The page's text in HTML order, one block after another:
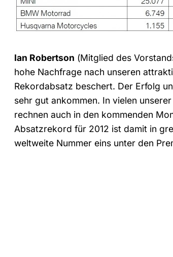
Ian Robertson (Mitglied des
hohe Nachfrage nach unseren
Rekordabsatz beschert. Der Erfolg
sehr gut ankommen. In vielen
rechnen auch in den kommenden
Absatzrekord für 2012 ist damit in
weltweite Nummer eins unter den